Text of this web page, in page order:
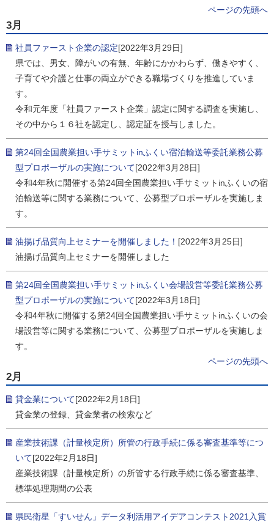
ページの先頭へ
3月
社員ファースト企業の認定[2022年3月29日]
県では、男女、障がいの有無、年齢にかかわらず、働きやすく、
子育てや介護と仕事の両立ができる職場づくりを推進していま
す。
令和元年度「社員ファースト企業」認定に関する調査を実施し、
その中から１６社を認定し、認定証を授与しました。
第24回全国農業担い手サミットinふくい宿泊輸送等委託業務公募
型プロポーザルの実施について[2022年3月28日]
令和4年秋に開催する第24回全国農業担い手サミットinふくいの宿
泊輸送等に関する業務について、公募型プロポーザルを実施しま
す。
油揚げ品質向上セミナーを開催しました！ [2022年3月25日]
油揚げ品質向上セミナーを開催しました
第24回全国農業担い手サミットinふくい会場設営等委託業務公募
型プロポーザルの実施について[2022年3月18日]
令和4年秋に開催する第24回全国農業担い手サミットinふくいの会
場設営等に関する業務について、公募型プロポーザルを実施しま
す。
ページの先頭へ
2月
貸金業について[2022年2月18日]
貸金業の登録、貸金業者の検索など
産業技術課（計量検定所）所管の行政手続に係る審査基準等につ
いて[2022年2月18日]
産業技術課（計量検定所）の所管する行政手続に係る審査基準、
標準処理期間の公表
県民衛星「すいせん」データ利活用アイデアコンテスト2021入賞